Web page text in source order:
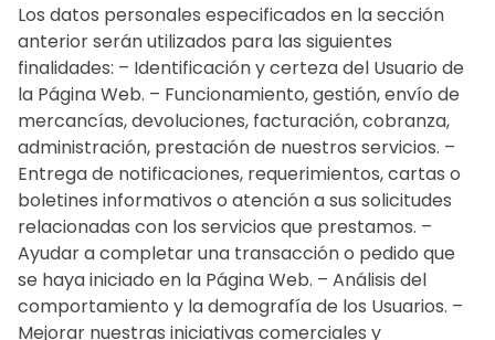
Los datos personales especificados en la sección
anterior serán utilizados para las siguientes
finalidades: – Identificación y certeza del Usuario de
la Página Web. – Funcionamiento, gestión, envío de
mercancías, devoluciones, facturación, cobranza,
administración, prestación de nuestros servicios. –
Entrega de notificaciones, requerimientos, cartas o
boletines informativos o atención a sus solicitudes
relacionadas con los servicios que prestamos. –
Ayudar a completar una transacción o pedido que
se haya iniciado en la Página Web. – Análisis del
comportamiento y la demografía de los Usuarios. –
Mejorar nuestras iniciativas comerciales y